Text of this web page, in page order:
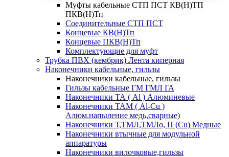
Муфты кабельные СТП ПСТ КВ(Н)ТП
ПКВ(Н)Тп
Соединительные СТП ПСТ
Концевые КВ(Н)Тп
Концевые ПКВ(Н)Тп
Комплектующие для муфт
Трубка ПВХ (кембрик) Лента киперная
Наконечники кабельные, гильзы
Наконечники кабельные, гильзы
Гильзы кабельные ГМ ГМЛ ГА
Наконечники ТА ( Al ) Алюминевые
Наконечники ТАМ ( Al-Cu )
Алюм.напыление медь,сварные)
Наконечники Т,ТМЛ,ТМЛо, П (Cu) Медные
Наконечники втычные для модульной
аппаратуры
Наконечники вилочковые,гильзы